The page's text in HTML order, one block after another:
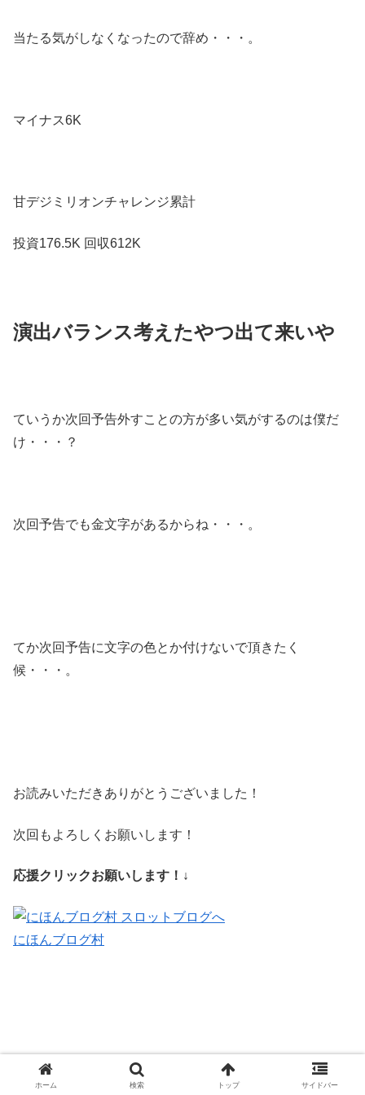
当たる気がしなくなったので辞め・・・。
マイナス6K
甘デジミリオンチャレンジ累計
投資176.5K 回収612K
演出バランス考えたやつ出て来いや
ていうか次回予告外すことの方が多い気がするのは僕だ
け・・・？
次回予告でも金文字があるからね・・・。
てか次回予告に文字の色とか付けないで頂きたく
候・・・。
お読みいただきありがとうございました！
次回もよろしくお願いします！
応援クリックお願いします！↓
にほんブログ村
ホーム 検索 トップ サイドバー